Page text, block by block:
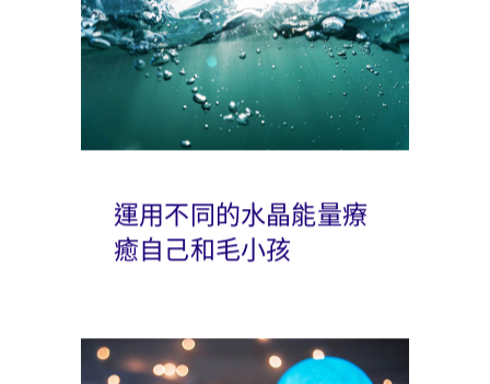
運用不同的水晶能量療
癒自己和毛小孩